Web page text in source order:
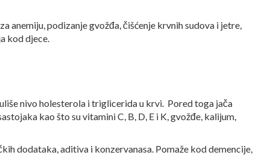
anemiju, podizanje gvožđa, čišćenje krvnih sudova i jetre,
kod djece.
nivo holesterola i triglicerida u krvi. Pored toga jača
kao što su vitamini C, B, D, E i K, gvožđe, kalijum,
dodataka, aditiva i konzervanasa. Pomaže kod demencije,